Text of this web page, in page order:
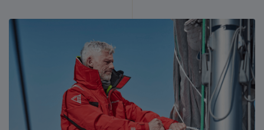
Situé au cœur de Saint-Jean-Cap-
Ferrat
Vêtements techniques avec Gore-Tex® et
Recco® pour homme, femme et enfant.